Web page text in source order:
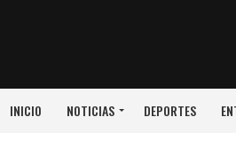
INICIO NOTICIAS DEPORTES